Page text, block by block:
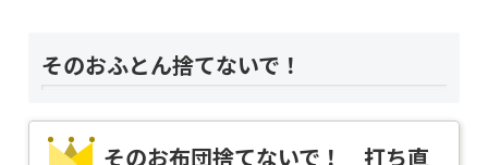
そのおふとん捨てないで！
そのお布団捨てないで！ 打ち直